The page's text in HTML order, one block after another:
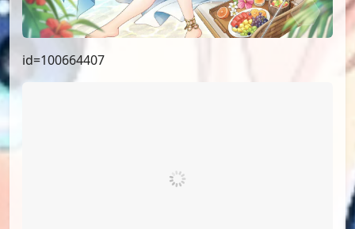
id=100664407